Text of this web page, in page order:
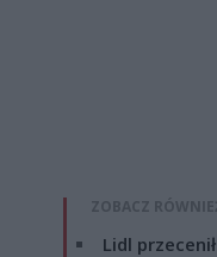
ZOBACZ
Lidl